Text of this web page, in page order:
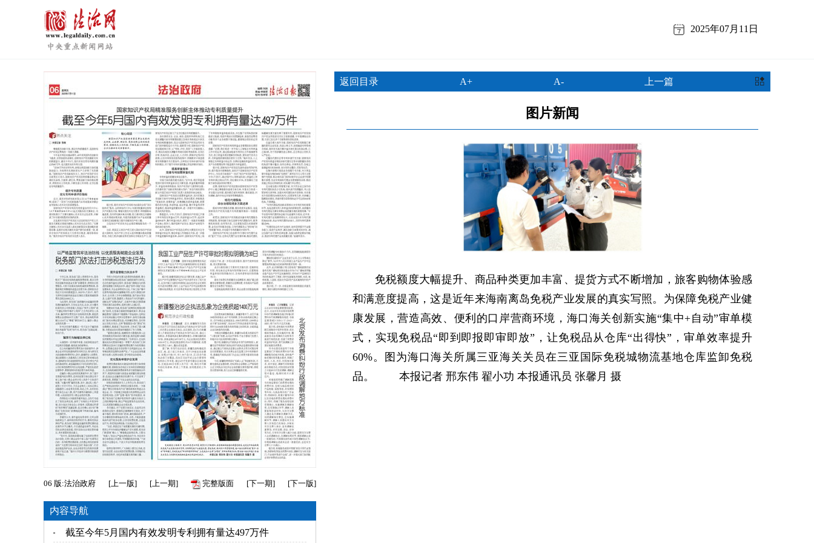
2025年07月11日
06 版:法治政府 [上一版] [上一期] 完整版面 [下一期] [下一版]
内容导航
截至今年5月国内有效发明专利拥有量达497万件
返回目录 A+ A- 上一篇
图片新闻
免税额度大幅提升、商品种类更加丰富、提货方式不断增加，旅客购物体验感
和满意度提高，这是近年来海南离岛免税产业发展的真实写照。为保障免税产业健
康发展，营造高效、便利的口岸营商环境，海口海关创新实施“集中+自动”审单模
式，实现免税品“即到即报即审即放”，让免税品从仓库“出得快”，审单效率提升
60%。图为海口海关所属三亚海关关员在三亚国际免税城物流基地仓库监卸免税
品。 本报记者 邢东伟 翟小功 本报通讯员 张馨月 摄